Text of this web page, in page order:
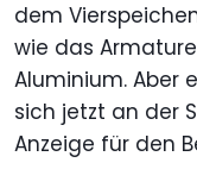
dem
wie das
Aluminium. Aber
sich jetzt an der
Anzeige für den